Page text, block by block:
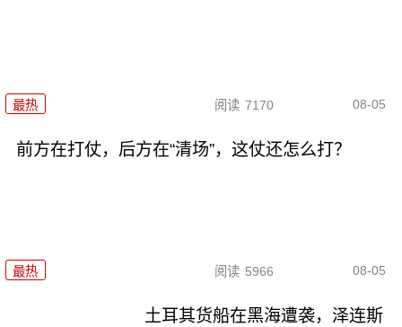
最热 阅读 7170 08-05
前方在打仗，后方在“清场”，这仗还怎么打？
最热 阅读 5966 08-05
土耳其货船在黑海遭袭，泽连斯